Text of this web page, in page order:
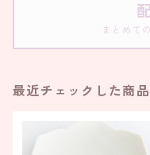
まとめて
最近チェックした商品